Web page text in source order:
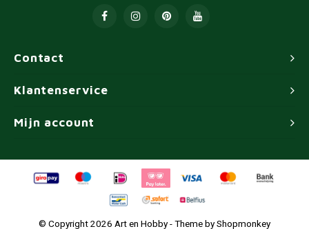
Contact
Klantenservice
Mijn account
© Copyright 2026 Art en Hobby - Theme byShopmonkey